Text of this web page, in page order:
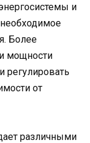
и
Более
мощности
регулировать
от
различными